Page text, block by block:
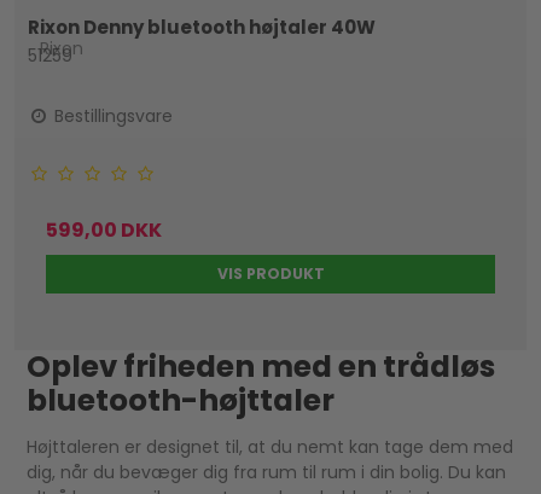
Rixon Denny bluetooth højtaler 40W
Rixon
51259
Bestillingsvare
599,00 DKK
VIS PRODUKT
Oplev friheden med en trådløs
bluetooth-højttaler
Højttaleren er designet til, at du nemt kan tage dem med
dig, når du bevæger dig fra rum til rum i din bolig. Du kan